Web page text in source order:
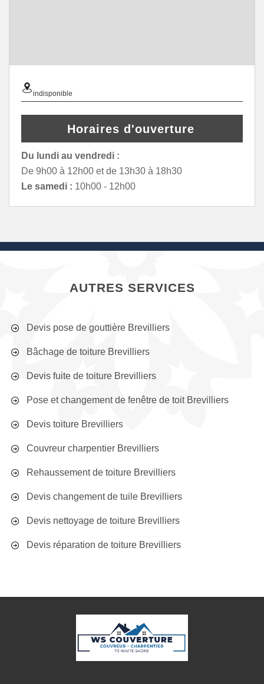
indisponible
Horaires d'ouverture
Du lundi au vendredi :
De 9h00 à 12h00 et de 13h30 à 18h30
Le samedi : 10h00 - 12h00
AUTRES SERVICES
Devis pose de gouttière Brevilliers
Bâchage de toiture Brevilliers
Devis fuite de toiture Brevilliers
Pose et changement de fenêtre de toit Brevilliers
Devis toiture Brevilliers
Couvreur charpentier Brevilliers
Rehaussement de toiture Brevilliers
Devis changement de tuile Brevilliers
Devis nettoyage de toiture Brevilliers
Devis réparation de toiture Brevilliers